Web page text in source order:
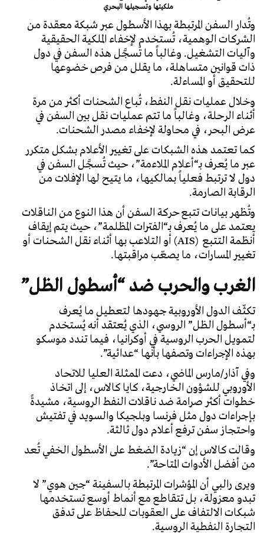
ملكيتها وتسجيلها البحري
وتُدار السفن المرتبطة بهذا الأسطول عبر شبكة معقدة من
الشركات الوهمية، تُستخدم لإخفاء الملكية الحقيقية
وآليات التشغيل. وغالباً ما تُسجَّل هذه السفن في دول
ذات قوانين متساهلة، ما يقلل من فرص خضوعها
للتحقيق أو المساءلة.
وخلال عمليات نقل النفط، تُباع الشحنات أكثر من مرة
أثناء الرحلة، وغالباً ما تتم عمليات نقل بين السفن في
عرض البحر، في محاولة لإخفاء مصدر الشحنات.
كما تعتمد هذه الشبكات على تغيير الأعلام بشكل متكرر
عبر ما يُعرف بـ“أعلام الملاءمة”، حيث تُسجَّل السفن في
دول لا ترتبط فعلياً بمالكيها، ما يتيح لها الإفلات من
الرقابة الصارمة.
وتُظهر بيانات تتبع حركة السفن أن هذا النوع من الناقلات
يعتمد على ما يُعرف بـ“الفترات المظلمة”، حيث يتم إيقاف
أنظمة التتبع (AIS) أو التلاعب بها أثناء نقل الشحنات أو
تغيير المسارات، ما يصعّب مراقبتها.
الغرب والحرب ضد “أسطول الظل”
تكثّف الدول الأوروبية جهودها لتعطيل ما يُعرف
بـ“أسطول الظل” الروسي، الذي يُعتقد أنه يُستخدم
لتمويل الحرب الروسية في أوكرانيا، فيما تندد موسكو
بهذه الإجراءات وتصفها بأنها “عدائية”.
وفي آذار/مارس الماضي، دعت الممثلة العليا للاتحاد
الأوروبي للشؤون الخارجية، كايا كالاس، إلى اتخاذ
خطوات أكثر صرامة ضد ناقلات النفط الروسية، مشيدةً
بإجراءات دول مثل فرنسا وبلجيكا والسويد في تفتيش
واحتجاز سفن ترفع أعلام دول ثالثة.
وقالت كالاس إن “زيادة الضغط على الأسطول الخفي تُعد
من أفضل الأدوات المتاحة”.
ويرى رالبي أن المؤشرات المرتبطة بالسفينة “جين هوي” لا
تبدو معزولة، بل تتقاطع مع أنماط أوسع تستخدمها
شبكات الالتفاف على العقوبات للحفاظ على تدفق
التجارة النفطية الروسية.